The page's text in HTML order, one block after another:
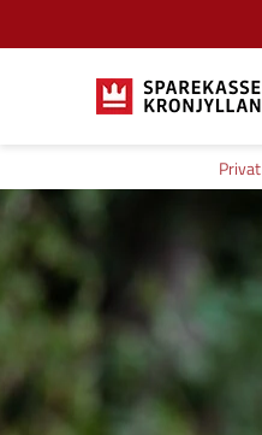
Privat